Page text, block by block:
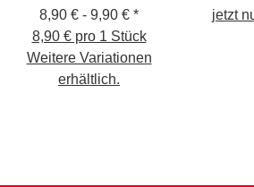
8,90 € - 9,90 € *
8,90 € pro 1 Stück
Weitere Variationen
erhältlich.
jetzt